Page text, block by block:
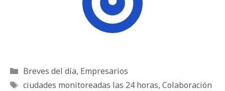
Categorías
Breves del día, Empresarios
Etiquetas
ciudades monitoreadas las 24 horas, Colaboración